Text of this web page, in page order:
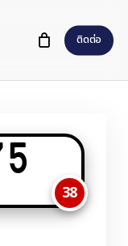
ติดต่อ
38